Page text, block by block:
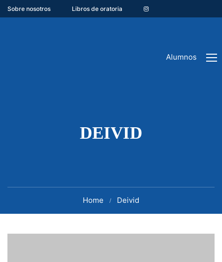
Sobre nosotros Libros de oratoria
Alumnos
DEIVID
Home Deivid